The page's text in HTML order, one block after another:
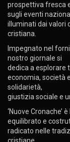
prospettiva fresca
sugli eventi
illuminati dai valori
cristiana.
Impegnato nel
nostro giornale si
dedica a esplorare
economia, società
solidarietà,
giustizia sociale e
‘Nuove Cronache’
equilibrato e
radicato nelle